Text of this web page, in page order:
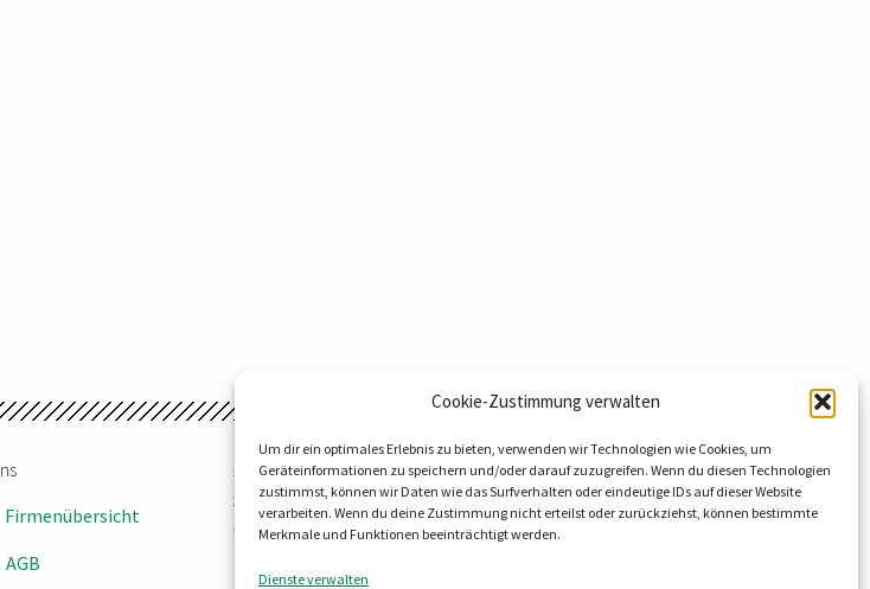
Cookie-Zustimmung verwalten
Um dir ein optimales Erlebnis zu bieten, verwenden wir Technologien wie Cookies, um
Geräteinformationen zu speichern und/oder darauf zuzugreifen. Wenn du diesen Technologien
zustimmst, können wir Daten wie das Surfverhalten oder eindeutige IDs auf dieser Website
verarbeiten. Wenn du deine Zustimmung nicht erteilst oder zurückziehst, können bestimmte
Merkmale und Funktionen beeinträchtigt werden.
Dienste verwalten
Firmenübersicht
AGB
steller-technology GmbH & Co. KG
Steinbruchweg 9
06198 Salzatal OT Lieskau